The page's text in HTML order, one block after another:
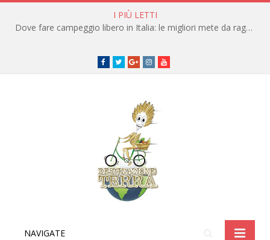
I PIÙ LETTI
Dove fare campeggio libero in Italia: le migliori mete da raggiungere in traghetto
Facebook
TwitterGoogle+instagramyoutube
NAVIGATE